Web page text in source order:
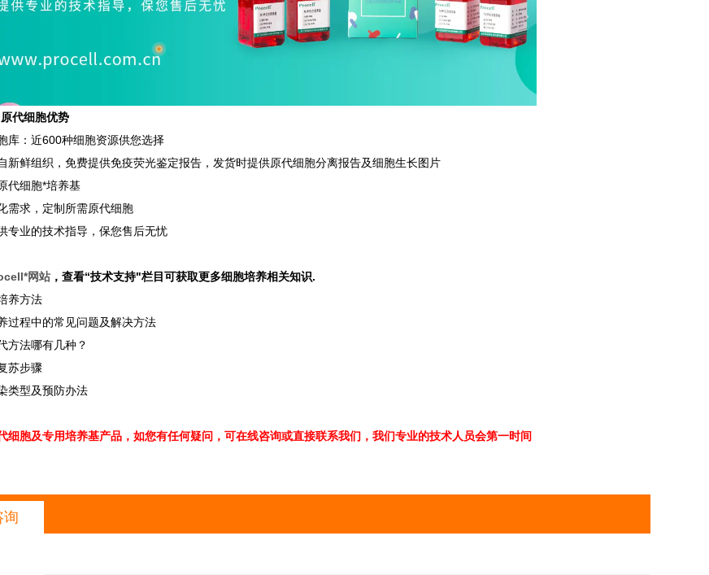
代细胞优势
库：近600种细胞资源供您选择
新鲜组织，免费提供免疫荧光鉴定报告，发货时提供原代细胞分离报告及细胞生长图片
代细胞*培养基
需求，定制所需原代细胞
专业的技术指导，保您售后无忧
网站 ，查看“技术支持"栏目可获取更多细胞培养相关知识.
养方法
过程中的常见问题及解决方法
方法哪有几种？
苏步骤
类型及预防办法
细胞及专用培养基产品，如您有任何疑问，可在线咨询或直接联系我们，我们专 业的技术人员会第一时间
询